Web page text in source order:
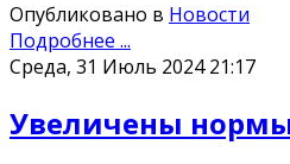
Опубликовано в Новости
Подробнее ...
Среда, 31 Июль 2024 21:17
Увеличены нормы